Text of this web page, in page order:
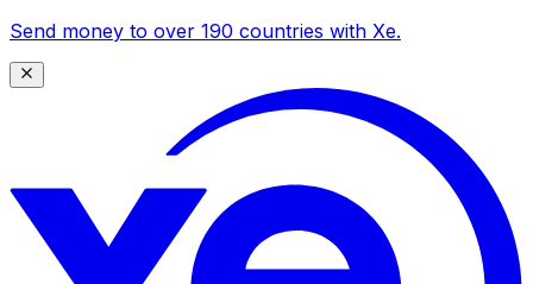
Send money to over 190 countries with Xe.